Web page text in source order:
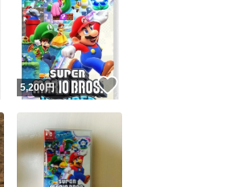
いいね！
5,200円